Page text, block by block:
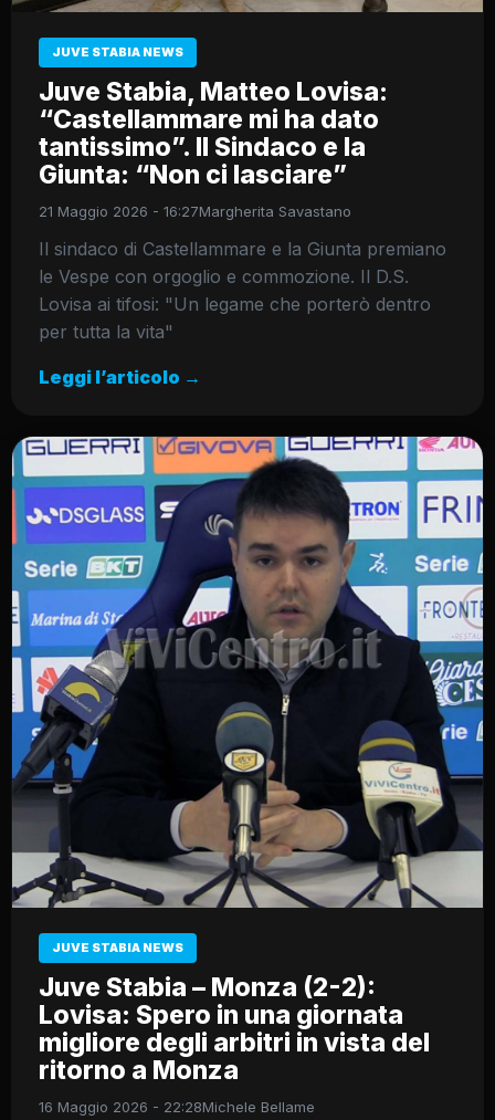
JUVE STABIA NEWS
Juve Stabia, Matteo Lovisa:
“Castellammare mi ha dato
tantissimo”. Il Sindaco e la
Giunta: “Non ci lasciare”
21 Maggio 2026 - 16:27Margherita Savastano
Il sindaco di Castellammare e la Giunta premiano
le Vespe con orgoglio e commozione. Il D.S.
Lovisa ai tifosi: "Un legame che porterò dentro
per tutta la vita"
Leggi l’articolo →
JUVE STABIA NEWS
Juve Stabia – Monza (2-2):
Lovisa: Spero in una giornata
migliore degli arbitri in vista del
ritorno a Monza
16 Maggio 2026 - 22:28Michele Bellame